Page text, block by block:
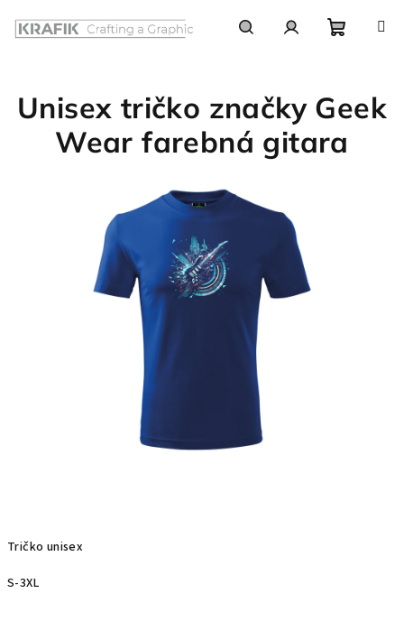
košík
Tričko unisex
S-3XL
Unisex tričko značky Geek
Wear farebná gitara